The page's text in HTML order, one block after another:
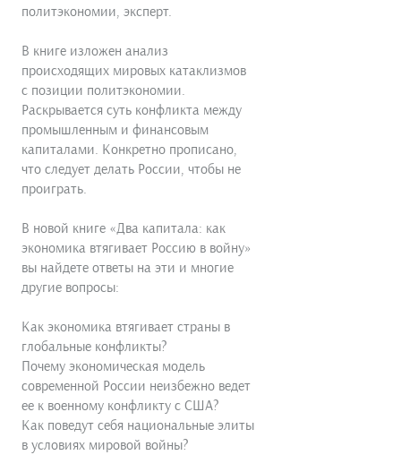
политэкономии, эксперт.
В книге изложен анализ
происходящих мировых катаклизмов
с позиции политэкономии.
Раскрывается суть конфликта между
промышленным и финансовым
капиталами. Конкретно прописано,
что следует делать России, чтобы не
проиграть.
В новой книге «Два капитала: как
экономика втягивает Россию в войну»
вы найдете ответы на эти и многие
другие вопросы:
Как экономика втягивает страны в
глобальные конфликты?
Почему экономическая модель
современной России неизбежно ведет
ее к военному конфликту с США?
Как поведут себя национальные элиты
в условиях мировой войны?